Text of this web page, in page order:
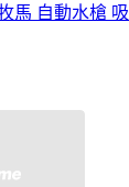
馬 自動水槍